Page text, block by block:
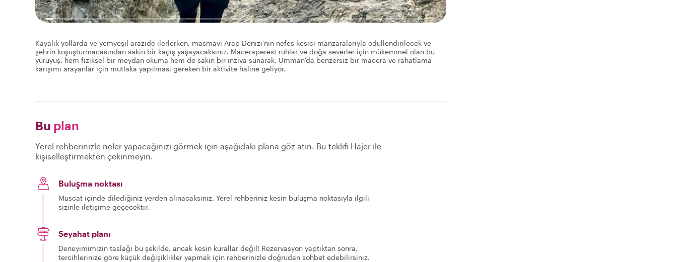
Kayalık yollarda ve yemyeşil arazide ilerlerken, masmavi Arap Denizi'nin nefes kesici manzaralarıyla ödüllendirilecek ve
şehrin koşuşturmacasından sakin bir kaçış yaşayacaksınız. Maceraperest ruhlar ve doğa severler için mükemmel olan bu
yürüyüş, hem fiziksel bir meydan okuma hem de sakin bir inziva sunarak, Umman'da benzersiz bir macera ve rahatlama
karışımı arayanlar için mutlaka yapılması gereken bir aktivite haline geliyor.
Bu plan
Yerel rehberinizle neler yapacağınızı görmek için aşağıdaki plana göz atın. Bu teklifi Hajer ile
kişiselleştirmekten çekinmeyin.
Buluşma noktası
Muscat içinde dilediğiniz yerden alınacaksınız. Yerel rehberiniz kesin buluşma noktasıyla ilgili
sizinle iletişime geçecektir.
Seyahat planı
Deneyimimizin taslağı bu şekilde, ancak kesin kurallar değil! Rezervasyon yaptıktan sonra,
tercihlerinize göre küçük değişiklikler yapmak için rehberinizle doğrudan sohbet edebilirsiniz.